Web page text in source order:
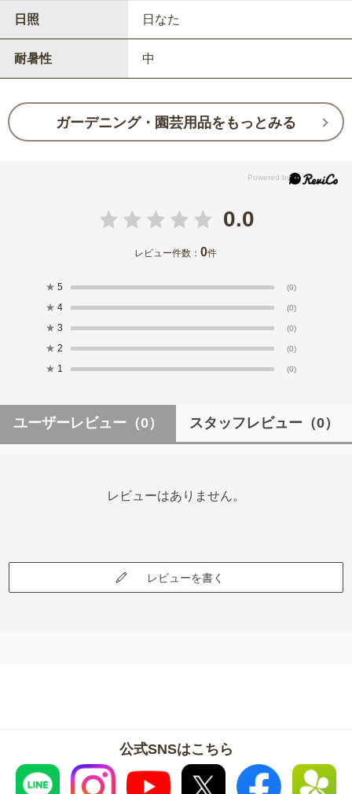
日照 日なた
耐暑性 中
ガーデニング・園芸用品をもっとみる
0.0
レビュー件数：0件
★ 5 (0)
★ 4 (0)
★ 3 (0)
★ 2 (0)
★ 1 (0)
ユーザーレビュー （0） スタッフレビュー （0）
レビューはありません。
レビューを書く
公式SNSはこちら